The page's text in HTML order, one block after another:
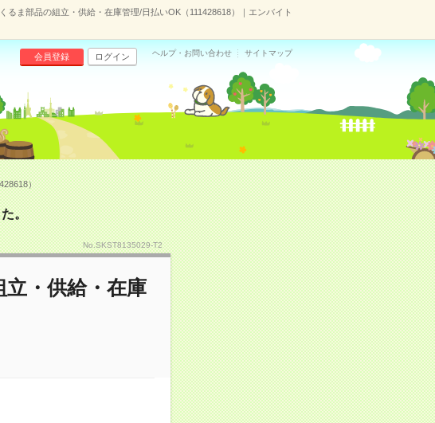
るま部品の組立・供給・在庫管理/日払いOK（111428618）｜エンバイト
会員登録 ログイン ヘルプ・お問い合わせ サイトマップ
）
。
No.SKST8135029-T2
立・供給・在庫